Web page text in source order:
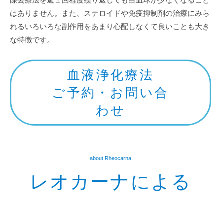
はありません。また、ステロイドや免疫抑制剤の治療にみら
れるいろいろな副作用をあまり心配しなくて良いことも大き
な特徴です。
血液浄化療法
ご予約・お問い合
わせ
about Rheocarna
レオカーナによる